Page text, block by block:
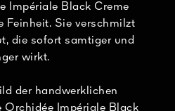
Impériale Black Creme
Feinheit. Sie verschmilzt
die sofort samtiger und
wirkt.
der handwerklichen
Orchidée Impériale Black